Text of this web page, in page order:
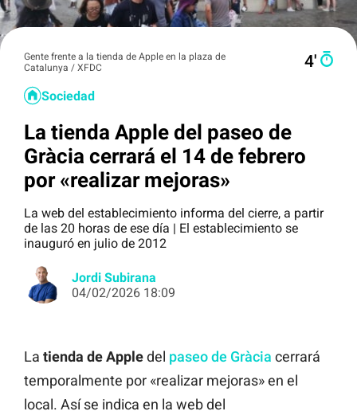
Gente frente a la tienda de Apple en la plaza de
Catalunya / XFDC
4′
Sociedad
La tienda Apple del paseo de
Gràcia cerrará el 14 de febrero
por «realizar mejoras»
La web del establecimiento informa del cierre, a partir
de las 20 horas de ese día | El establecimiento se
inauguró en julio de 2012
Jordi Subirana
04/02/2026 18:09
La tienda de Appledel paseo de Gràcia cerrará
temporalmente por «realizar mejoras» en el
local. Así se indica en la web del